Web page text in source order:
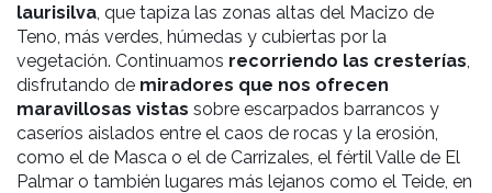
laurisilva , que tapiza las zonas altas del Macizo de
Teno, más verdes, húmedas y cubiertas por la
vegetación. Continuamos recorriendo las cresterías
disfrutando de miradores que nos ofrecen
maravillosas vistas sobre escarpados barrancos y
caseríos aislados entre el caos de rocas y la erosión,
como el de Masca o el de Carrizales, el fértil Valle de El
Palmar o también lugares más lejanos como el Teide, en